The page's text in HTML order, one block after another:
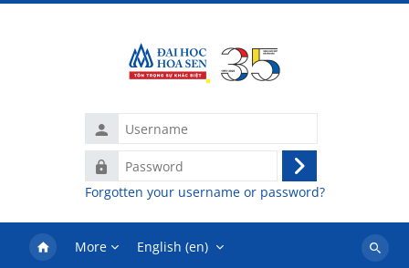
Username
Password
Log
in
Forgotten your username or password?
More English ‎(en)‎
Search